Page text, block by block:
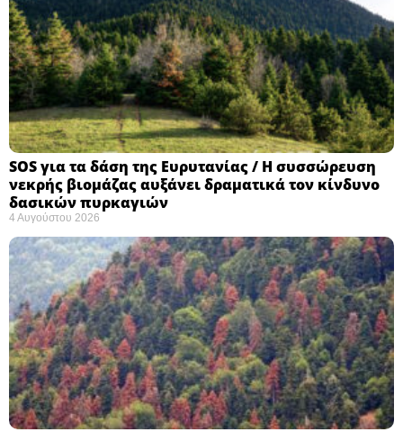
SOS για τα δάση της Ευρυτανίας / Η συσσώρευση
νεκρής βιομάζας αυξάνει δραματικά τον κίνδυνο
δασικών πυρκαγιών
4 Αυγούστου 2026